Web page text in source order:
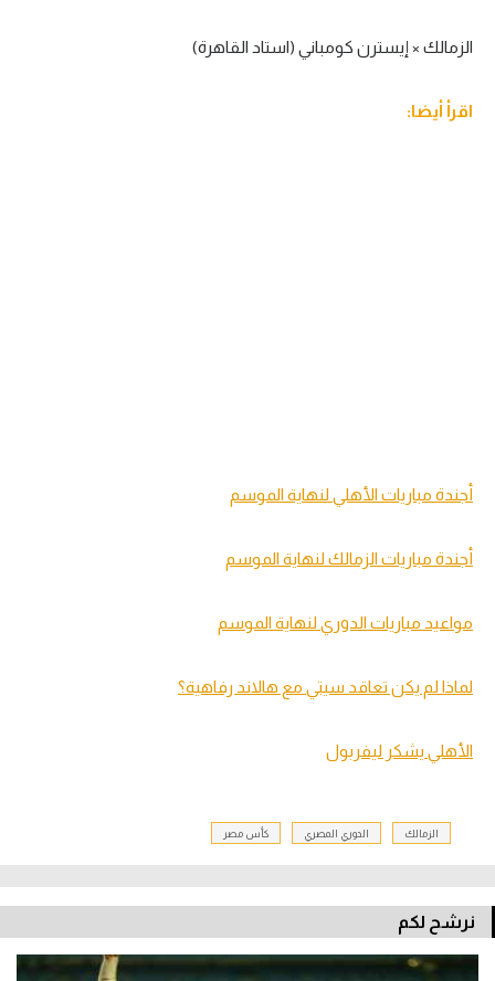
الزمالك × إيسترن كومباني (استاد القاهرة)
اقرأ أيضا:
أجندة مباريات الأهلي لنهاية الموسم
أجندة مباريات الزمالك لنهاية الموسم
مواعيد مباريات الدوري لنهاية الموسم
لماذا لم يكن تعاقد سيتي مع هالاند رفاهية؟
الأهلي يشكر ليفربول
الزمالك الدوري المصري كأس مصر
نرشح لكم